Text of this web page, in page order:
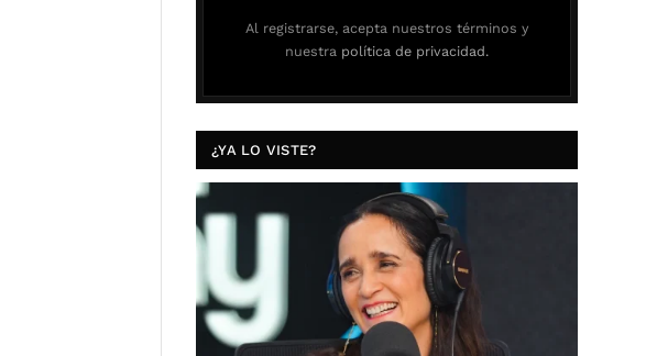
Al registrarse, acepta nuestros términos y
nuestra política de privacidad.
¿YA LO VISTE?